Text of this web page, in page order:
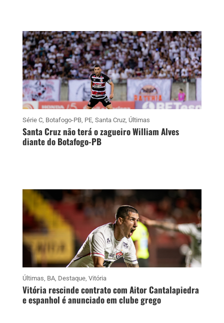
Série C, Botafogo-PB, PE, Santa Cruz, Últimas
Santa Cruz não terá o zagueiro William Alves
diante do Botafogo-PB
Últimas, BA, Destaque, Vitória
Vitória rescinde contrato com Aitor Cantalapiedra
e espanhol é anunciado em clube grego